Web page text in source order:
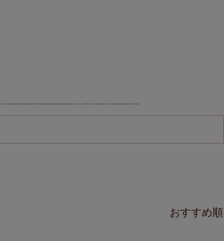
おすすめ順